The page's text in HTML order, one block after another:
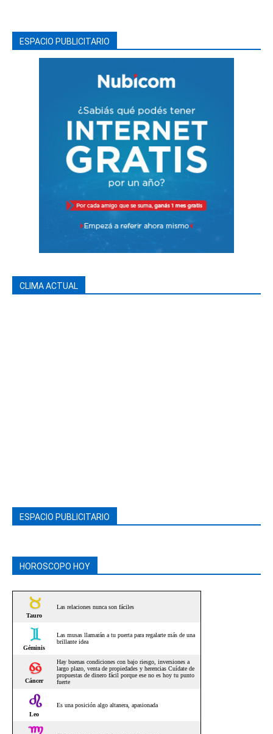
ESPACIO PUBLICITARIO
CLIMA ACTUAL
ESPACIO PUBLICITARIO
HOROSCOPO HOY